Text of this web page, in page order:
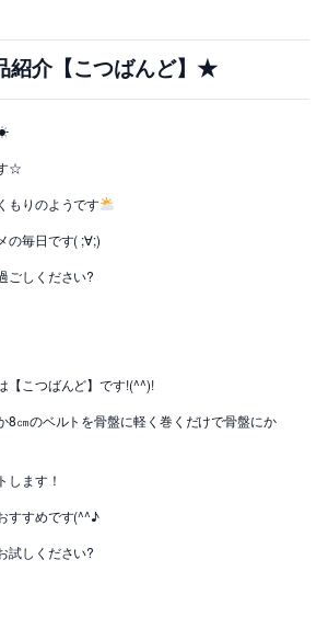
紹介【こつばんど】★
☆
もりのようです
の毎日です( ;∀;)
ごしください?
【こつばんど】です!(^^)!
8㎝のベルトを骨盤に軽く巻くだけで骨盤にか
します！
すすめです(^^♪
試しください?